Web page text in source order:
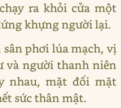
ra khỏi cửa một
khựng người lại.
phơi lúa mạch, vị
và người thanh niên
nhau, mặt đối mặt
sức thân mật.